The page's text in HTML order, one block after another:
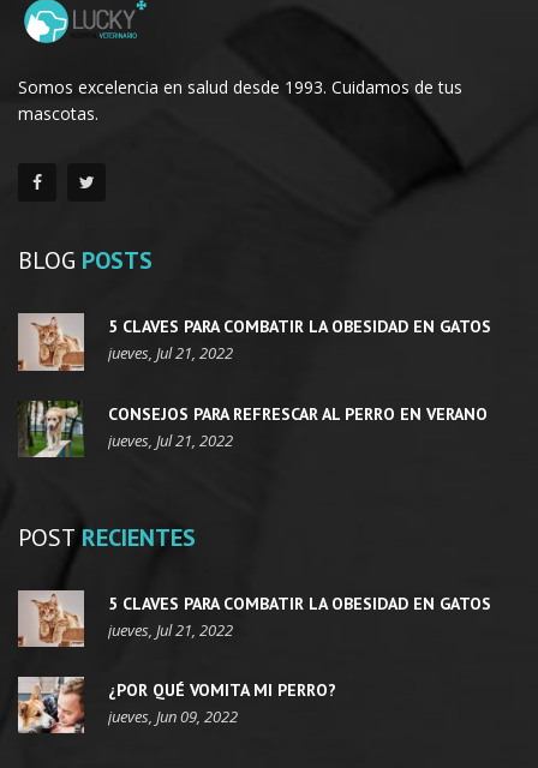
Somos excelencia en salud desde 1993. Cuidamos de tus
mascotas.
BLOG POSTS
5 CLAVES PARA COMBATIR LA OBESIDAD EN GATOS
jueves, Jul 21, 2022
CONSEJOS PARA REFRESCAR AL PERRO EN VERANO
jueves, Jul 21, 2022
POST RECIENTES
5 CLAVES PARA COMBATIR LA OBESIDAD EN GATOS
jueves, Jul 21, 2022
¿POR QUÉ VOMITA MI PERRO?
jueves, Jun 09, 2022